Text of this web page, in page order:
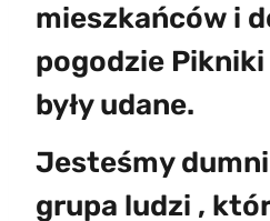
mieszkańców i
pogodzie
były udane.
Jesteśmy
grupa ludzi ,